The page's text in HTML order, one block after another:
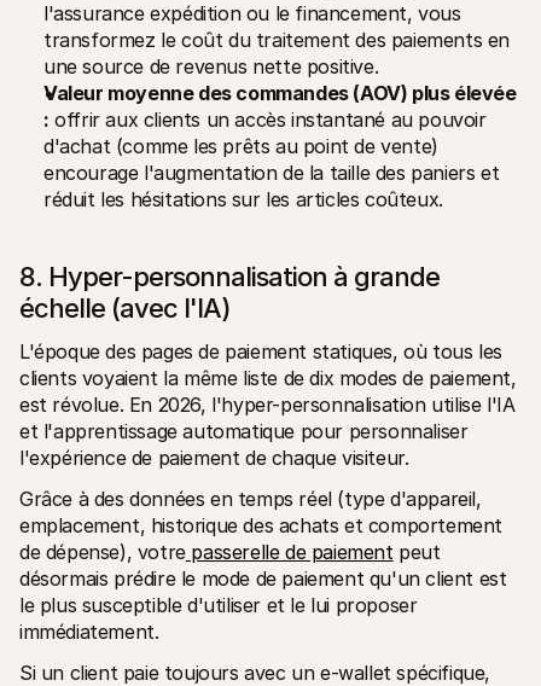
l'assurance expédition ou le financement, vous
transformez le coût du traitement des paiements en
une source de revenus nette positive.
Valeur moyenne des commandes (AOV) plus élevée
: offrir aux clients un accès instantané au pouvoir
d'achat (comme les prêts au point de vente)
encourage l'augmentation de la taille des paniers et
réduit les hésitations sur les articles coûteux.
8. Hyper-personnalisation à grande
échelle (avec l'IA)
L'époque des pages de paiement statiques, où tous les
clients voyaient la même liste de dix modes de paiement,
est révolue. En 2026, l'hyper-personnalisation utilise l'IA
et l'apprentissage automatique pour personnaliser
l'expérience de paiement de chaque visiteur.
Grâce à des données en temps réel (type d'appareil,
emplacement, historique des achats et comportement
de dépense), votre passerelle de paiement peut
désormais prédire le mode de paiement qu'un client est
le plus susceptible d'utiliser et le lui proposer
immédiatement.
Si un client paie toujours avec un e-wallet spécifique,